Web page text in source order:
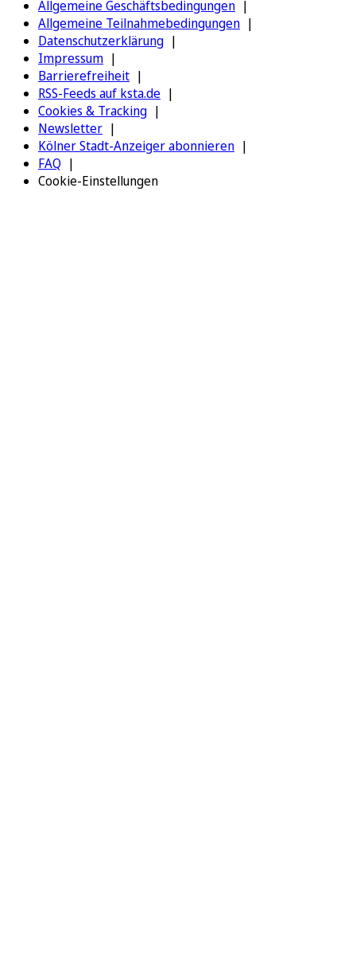
Allgemeine Geschäftsbedingungen
Allgemeine Teilnahmebedingungen
Datenschutzerklärung
Impressum
Barrierefreiheit
RSS-Feeds auf ksta.de
Cookies & Tracking
Newsletter
Kölner Stadt-Anzeiger abonnieren
FAQ
Cookie-Einstellungen